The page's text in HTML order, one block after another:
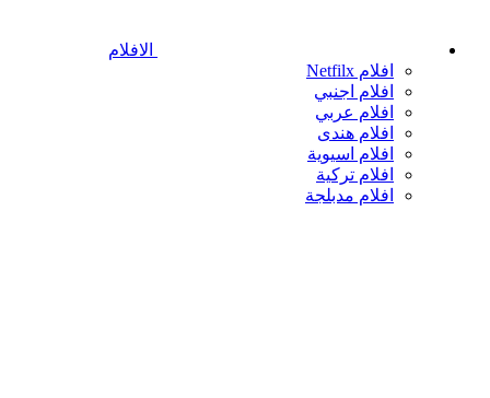
الافلام
افلام Netfilx
افلام اجنبي
افلام عربي
افلام هندى
افلام اسيوية
افلام تركية
افلام مدبلجة